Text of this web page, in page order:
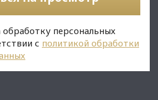
обработку персональных
с политикой обработки